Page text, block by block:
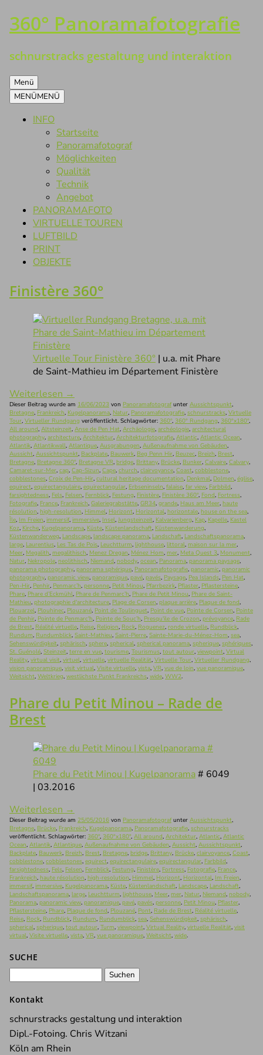
Zum
Inhalt
360° Panoramafotografie
schnurstracks gestaltung und interaktion
Menü
MENÜMENÜ
INFO
Startseite
Panoramafotograf
Möglichkeiten
Qualität
Technik
Angebot
PANORAMAFOTO
VIRTUELLE TOUREN
LUFTBILD
PRINT
OBJEKTE
Finistère 360°
Virtuelle Tour Finistère 360° | u.a. mit Phare
de Saint-Mathieu im Département Finistère
Weiterlesen →
Dieser Beitrag wurde am 16/06/2023 von Panoramafotografunter Aussichtspunkt,
Bretagne, Frankreich, Kugelpanorama, Natur, Panoramafotografie, schnurstracks, Virtuelle
Tour, Virtueller Rundgang veröffentlicht. Schlagwörter: 360°, 360° Rundgang, 360°x180°,
All around, Altsteinzeit, Anse de Pen Hat, Archäologie, archéologie, architectural
photography, architecture, Architektur, Architekturfotografie, Atlantic, Atlantic Ocean,
Atlantik, Atlantikwall, Atlantique, Ausgrabungen, Außenaufnahme von Gebäuden,
Aussicht, Aussichtspunkt, Backplate, Bauwerk, Beg Penn Hir, Beuzec, Breizh, Brest,
Bretagne, Bretagne 360°, Bretagne VR, bridge, Brittany, Brücke, Bunker, Calvaire, Calvary,
Camaret-sur-Mer, cap, Cap-Sizun, Cape, church, clairvoyance, Coast, cobblestone,
cobblestones, Croix de Pen-Hir, cultural heritage documentation, Denkmal, Dolmen, église,
equirect, equirectangulaire, equirectangular, Erbseninseln, falaise, far view, Farbbild,
farsightedness, Fels, Felsen, Fernblick, Festung, Finistère, Finistère 360°, Fond, Fortress,
Fotografie, France, Frankreich, Galeriegrabstätte, GR34, grande, Haus am Meer, haute
résolution, high-resolution, Himmel, Horizont, Horizontal, horizontale, house on the sea,
Île, Im Freien, immersif, immersive, Insel, Jungsteinzeit, Kalvarienberg, Kap, Kapelle, Kastel
Koz, Kirche, Kugelpanorama, Küste, Küstenlandschaft, Küstenwanderung,
Küstenwanderweg, Landscape, landscape panorama, Landschaft, Landschaftspanorama,
large, Laurentius, Les Tas de Pois, Leuchtturm, lighthouse, littoral, maison sur la mer,
Meer, Megalith, megalithisch, Menez Dregan, Ménez Hom, mer, Meta Quest 3, Monument,
Natur, Nekropole, neolithisch, Niemand, nobody, ocean, Panorama, panorama paysage,
panorama photography, panorama sphérique, Panoramafotografie, panoramic, panoramic
photography, panoramic view, panoramique, pavé, pavés, Paysage, Pea Islands, Pen Hat,
Pen-Hir, Penhir, Penmarc’h, personne, Petit Minou, Pfarrbezirk, Pflaster, Pflastersteine,
Phare, Phare d’Eckmühl, Phare de Penmarc’h, Phare de Petit Minou, Phare de Saint-
Mathieu, photographie d'architecture, Plage de Corsen, plaque arrière, Plaque de fond,
Plouarzel, Plouhinec, Plouzané, Point de Toulinguet, Point de vue, Pointe de Corsen, Pointe
de Penhir, Pointe de Penmarc'h, Pointe de Souc’h, Presqu'ile de Crozon, prévoyance, Rade
de Brest, Réalité virtuelle, Reise, Religion, Rock, Roguenez, ronde virtuelle, Rundblick,
Rundum, Rundumblick, Saint-Mathieu, Saint-Pierre, Sainte-Marie-du-Ménez-Hom, sea,
Sehenswürdigkeit, sphärisch, sphere, spherical, spherical panorama, spherique, sphériques,
St. Guénolé, Steinzeit, terre en vue, tourisme, Tourismus, tout autour, viewpoint, Virtual
Reality, virtual visit, virtuel, virtuelle, virtuelle Realität, Virtuelle Tour, Virtueller Rundgang,
vision panoramique, visit virtual, Visite virtuelle, vista, VR, vue de loin, vue panoramique,
Weitsicht, Weltkrieg, westlichste Punkt Frankreichs, wide, WW2.
Phare du Petit Minou – Rade de
Brest
Phare du Petit Minou | Kugelpanorama# 6049
| 03.2016
Weiterlesen →
Dieser Beitrag wurde am 25/05/2016 von Panoramafotografunter Aussichtspunkt,
Bretagne, Brücke, Frankreich, Kugelpanorama, Panoramafotografie, schnurstracks
veröffentlicht. Schlagwörter: 360°, 360°x180°, All around, Architektur, Atlantic, Atlantic
Ocean, Atlantik, Atlantique, Außenaufnahme von Gebäuden, Aussicht, Aussichtspunkt,
Backplate, Bauwerk, Breizh, Brest, Bretagne, bridge, Brittany, Brücke, clairvoyance, Coast,
cobblestone, cobblestones, equirect, equirectangulaire, equirectangular, Farbbild,
farsightedness, Fels, Felsen, Fernblick, Festung, Finistère, Fortress, Fotografie, France,
Frankreich, haute résolution, high-resolution, Himmel, Horizont, Horizontal, Im Freien,
immersif, immersive, Kugelpanorama, Küste, Küstenlandschaft, Landscape, Landschaft,
Landschaftspanorama, large, Leuchtturm, lighthouse, Meer, mer, Natur, Niemand, nobody,
Panorama, panoramic view, panoramique, pavé, pavés, personne, Petit Minou, Pflaster,
Pflastersteine, Phare, Plaque de fond, Plouzané, Pont, Rade de Brest, Réalité virtuelle,
Reise, Rock, Rundblick, Rundum, Rundumblick, sea, Sehenswürdigkeit, sphärisch,
spherical, spherique, tout autour, Turm, viewpoint, Virtual Reality, virtuelle Realität, visit
virtual, Visite virtuelle, vista, VR, vue panoramique, Weitsicht, wide.
SUCHE
Kontakt
schnurstracks gestaltung und interaktion
Dipl.-Fotoing. Chris Witzani
Köln am Rhein